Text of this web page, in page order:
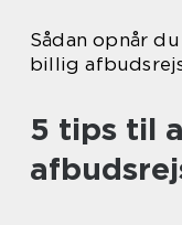
Sådan opnår
billig
5 tips til